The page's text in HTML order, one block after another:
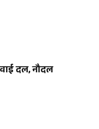
दल, नौदल